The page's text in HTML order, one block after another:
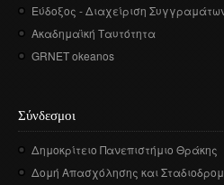
Εύδοξος - Διαχείριση
Ακαδημαϊκή Ταυτότητα
GRNET okeanos
Σύνδεσμοι
Δημοκρίτειο Πανεπιστήμιο Θράκης
Δομή Απασχόλησης και